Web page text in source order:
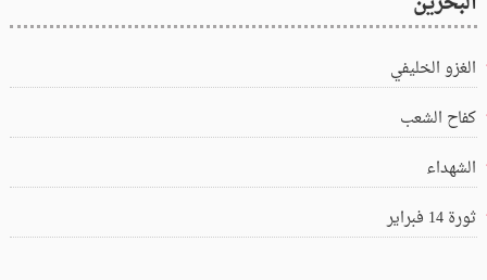
الغزو الخليفي
كفاح الشعب
الشهداء
ثورة 14 فبراير